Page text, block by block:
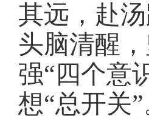
其远，赴
头脑清醒
强“四个意
想“总开关